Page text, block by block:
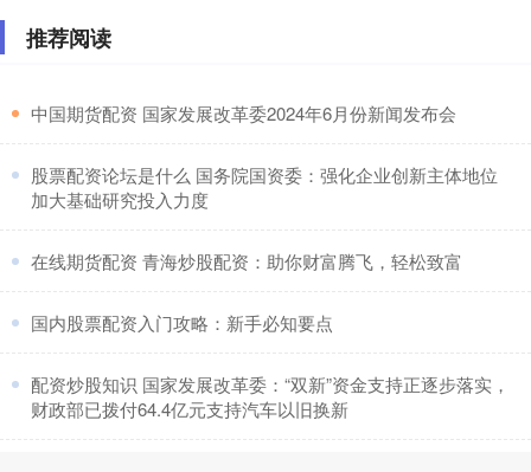
推荐阅读
​中国期货配资 国家发展改革委2024年6月份新闻发布会
​股票配资论坛是什么 国务院国资委：强化企业创新主体地位
加大基础研究投入力度
​在线期货配资 青海炒股配资：助你财富腾飞，轻松致富
​国内股票配资入门攻略：新手必知要点
​配资炒股知识 国家发展改革委：“双新”资金支持正逐步落实，
财政部已拨付64.4亿元支持汽车以旧换新